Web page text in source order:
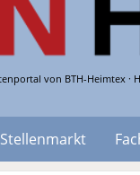
von BTH-Heimtex ·
Stellenmarkt